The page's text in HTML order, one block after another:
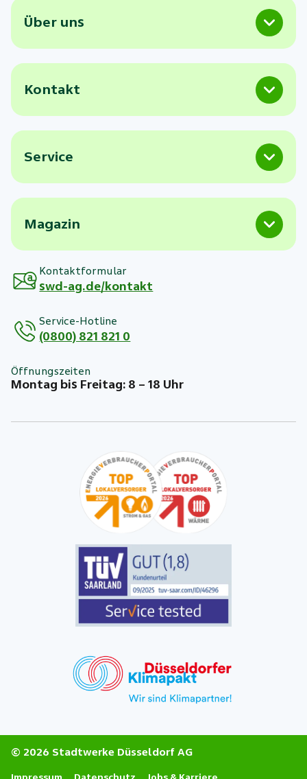
Über uns
Kontakt
Service
Magazin
Kontaktformular
swd-ag.de/kontakt
Service-Hotline
(0800) 821 821 0
Öffnungszeiten
Montag bis Freitag: 8 – 18 Uhr
© 2026 Stadtwerke Düsseldorf AG